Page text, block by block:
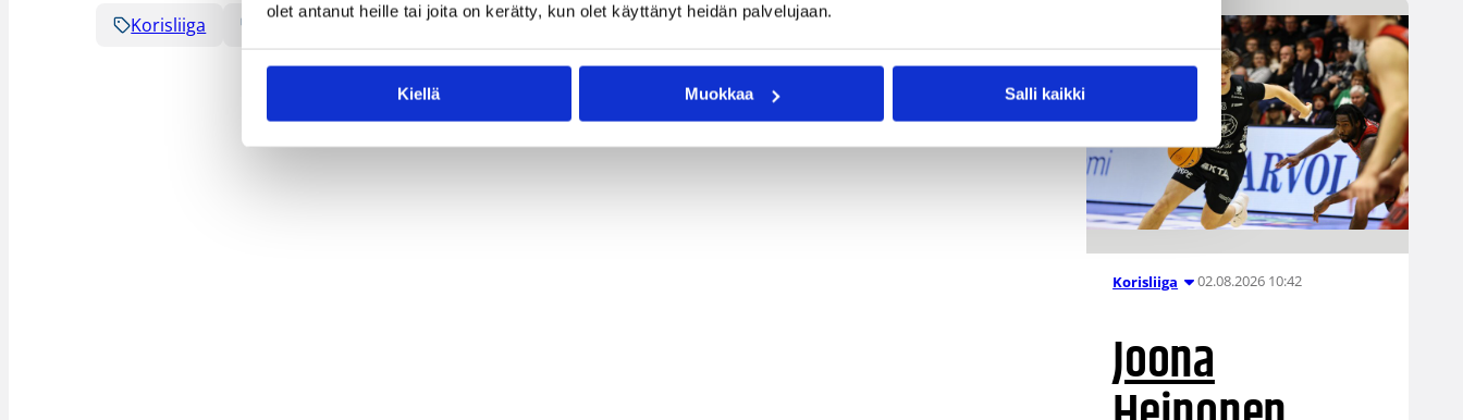
olet antanut heille tai joita on kerätty, kun olet käyttänyt heidän palvelujaan.
Kiellä Muokkaa Salli kaikki
Korisliiga Sarjat
Korisliiga 02.08.2026 10:42
Joona